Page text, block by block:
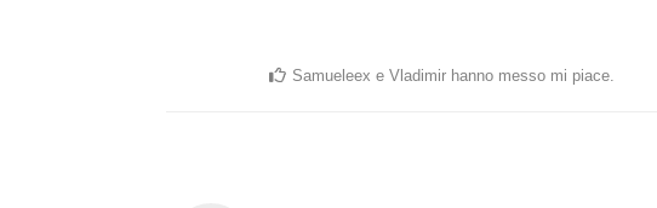
Samueleex e Vladimir hanno messo mi piace